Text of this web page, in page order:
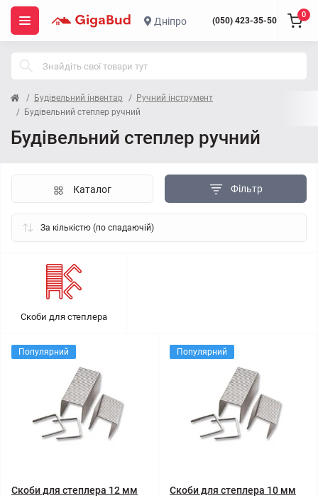
Дніпро (050) 423-35-50
0
Будівельний інвентар
Ручний інструмент
Будівельний степлер ручний
Будівельний степлер ручний
Фільтр
Каталог
Скоби для степлера
Популярний
Скоби для степлера 12 мм
Популярний
Скоби для степлера 10 мм